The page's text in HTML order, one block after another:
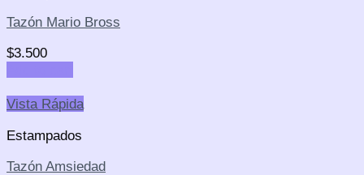
Tazón Mario Bross
$3.500
Vista Rápida
Estampados
Tazón Amsiedad